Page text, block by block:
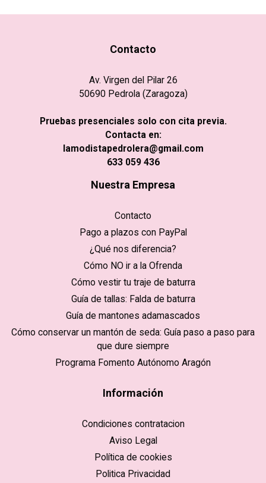
Contacto
Av. Virgen del Pilar 26
50690 Pedrola (Zaragoza)
Pruebas presenciales solo con cita previa.
Contacta en:
lamodistapedrolera@gmail.com
633 059 436
Nuestra Empresa
Contacto
Pago a plazos con PayPal
¿Qué nos diferencia?
Cómo NO ir a la Ofrenda
Cómo vestir tu traje de baturra
Guía de tallas: Falda de baturra
Guía de mantones adamascados
Cómo conservar un mantón de seda: Guía paso a paso para
que dure siempre
Programa Fomento Autónomo Aragón
Información
Condiciones contratacion
Aviso Legal
Política de cookies
Politica Privacidad